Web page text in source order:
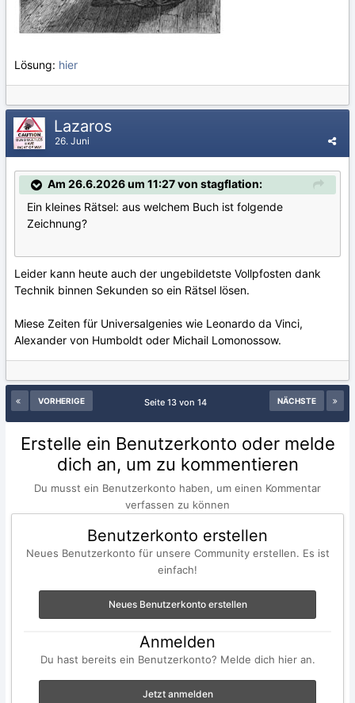
Lösung: hier
Lazaros
26. Juni
Am 26.6.2026 um 11:27 von stagflation:
Ein kleines Rätsel: aus welchem Buch ist folgende
Zeichnung?
Leider kann heute auch der ungebildetste Vollpfosten dank
Technik binnen Sekunden so ein Rätsel lösen.
Miese Zeiten für Universalgenies wie Leonardo da Vinci,
Alexander von Humboldt oder Michail Lomonossow.
VORHERIGE NÄCHSTE
Seite 13 von 14
Erstelle ein Benutzerkonto oder melde
dich an, um zu kommentieren
Du musst ein Benutzerkonto haben, um einen Kommentar
verfassen zu können
Benutzerkonto erstellen
Neues Benutzerkonto für unsere Community erstellen. Es ist
einfach!
Neues Benutzerkonto erstellen
Anmelden
Du hast bereits ein Benutzerkonto? Melde dich hier an.
Jetzt anmelden